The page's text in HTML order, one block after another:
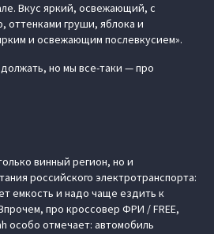
Вкус яркий, освежающий, с
оттенками груши, яблока и
и освежающим послевкусием».
но мы все-таки — про
винный регион, но и
российского электротранспорта:
емкость и надо чаще ездить к
про кроссовер ФРИ / FREE,
особо отмечает: автомобиль